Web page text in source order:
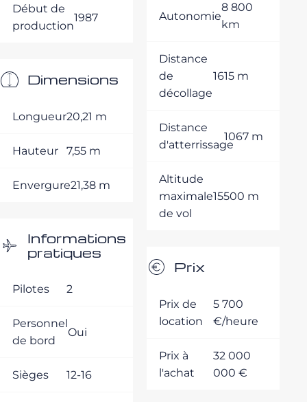
Début de
production
1987
Dimensions
Longueur20,21 m
Hauteur 7,55 m
Envergure21,38 m
Informations
pratiques
Pilotes 2
Personnel
de bord
Oui
Sièges 12-16
Autonomie
8 800
km
Distance
de
décollage
1615 m
Distance
d'atterrissage
1067 m
Altitude
maximale
de vol
15500 m
Prix
Prix de
location
5 700
€/heure
Prix à
l'achat
32 000
000 €